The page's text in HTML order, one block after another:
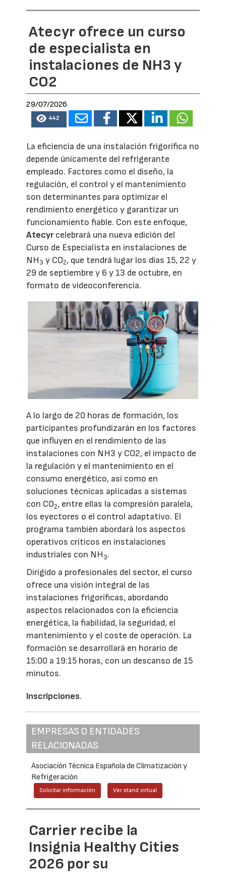
Atecyr ofrece un curso
de especialista en
instalaciones de NH3 y
CO2
29/07/2026
442
La eficiencia de una instalación frigorífica no
depende únicamente del refrigerante
empleado. Factores como el diseño, la
regulación, el control y el mantenimiento
son determinantes para optimizar el
rendimiento energético y garantizar un
funcionamiento fiable. Con este enfoque,
Atecyrcelebrará una nueva edición del
Curso de Especialista en instalaciones de
NH3 y CO2, que tendrá lugar los días 15, 22 y
29 de septiembre y 6 y 13 de octubre, en
formato de videoconferencia.
A lo largo de 20 horas de formación, los
participantes profundizarán en los factores
que influyen en el rendimiento de las
instalaciones con NH3 y CO2, el impacto de
la regulación y el mantenimiento en el
consumo energético, así como en
soluciones técnicas aplicadas a sistemas
con CO2, entre ellas la compresión paralela,
los eyectores o el control adaptativo. El
programa también abordará los aspectos
operativos críticos en instalaciones
industriales con NH3.
Dirigido a profesionales del sector, el curso
ofrece una visión integral de las
instalaciones frigoríficas, abordando
aspectos relacionados con la eficiencia
energética, la fiabilidad, la seguridad, el
mantenimiento y el coste de operación. La
formación se desarrollará en horario de
15:00 a 19:15 horas, con un descanso de 15
minutos.
Inscripciones.
EMPRESAS O ENTIDADES
RELACIONADAS
Asociación Técnica Española de Climatización y
Refrigeración
Solicitar información Ver stand virtual
Carrier recibe la
Insignia Healthy Cities
2026 por su